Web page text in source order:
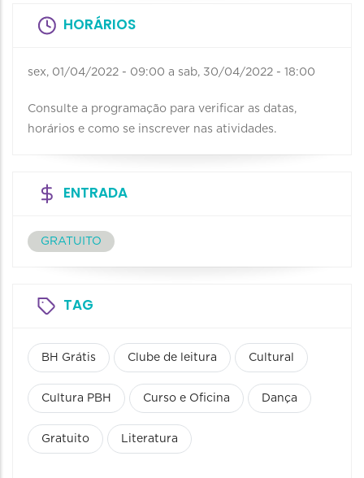
HORÁRIOS
sex, 01/04/2022 - 09:00 a sab, 30/04/2022 - 18:00
Consulte a programação para verificar as datas,
horários e como se inscrever nas atividades.
ENTRADA
GRATUITO
TAG
BH Grátis Clube de leitura Cultural
Cultura PBH Curso e Oficina Dança
Gratuito Literatura